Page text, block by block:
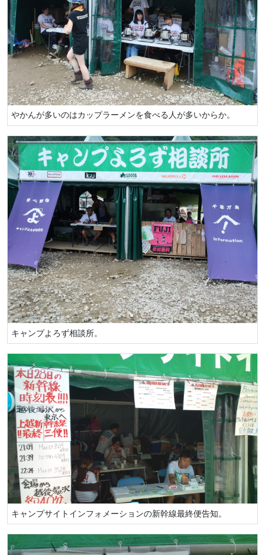
やかんが多いのはカップラーメンを食べる人が多いからか。
キャンプよろず相談所。
キャンプサイトインフォメーションの新幹線最終便告知。